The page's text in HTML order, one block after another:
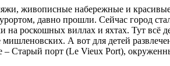
живописные набережные и красивые
давно прошли. Сейчас город
на роскошных виллах и яхтах. Тут всё
А вот для детей
– Старый порт (Le Vieux Port),